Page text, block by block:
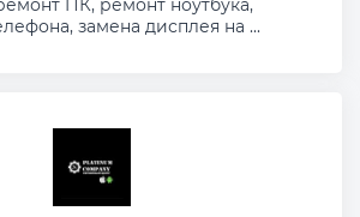
ПК, ремонт ноутбука,
замена дисплея на ...